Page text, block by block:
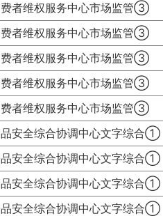
者维权服务中心市场监管③
者维权服务中心市场监管③
者维权服务中心市场监管③
者维权服务中心市场监管③
者维权服务中心市场监管③
安全综合协调中心文字综合①
安全综合协调中心文字综合①
安全综合协调中心文字综合①
安全综合协调中心文字综合①